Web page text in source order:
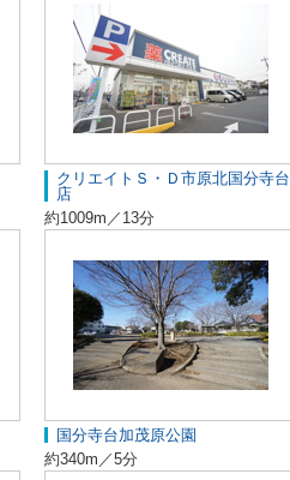
クリエイトＳ・Ｄ市原北国分寺台
店
約1009m／13分
国分寺台加茂原公園
約340m／5分